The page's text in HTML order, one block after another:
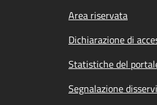
Footer
Area riservata
Dichiarazione di
Statistiche del
Segnalazione